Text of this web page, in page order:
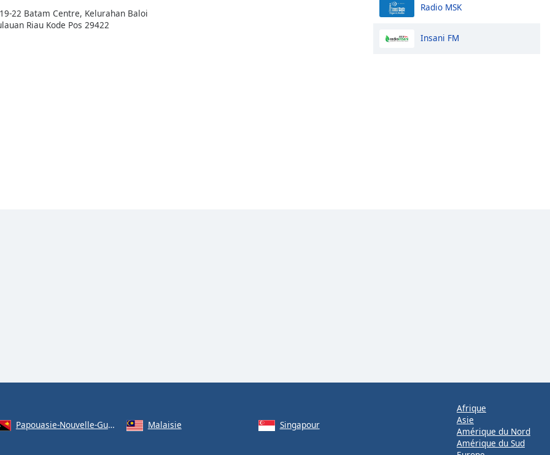
22 Batam Centre, Kelurahan Baloi
Riau Kode Pos 29422
Radio MSK
Insani FM
Papouasie-Nouvelle-Guinée Malaisie
Singapour
Afrique
Asie
Amérique du Nord
Amérique du Sud